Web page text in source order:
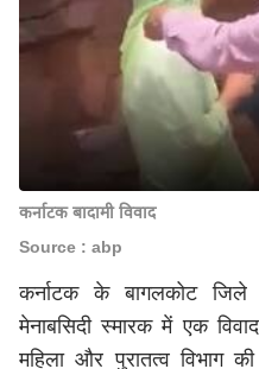
कर्नाटक बादामी विवाद
Source : abp
कर्नाटक के बागलकोट जिले
मेनाबसिदी स्मारक में एक
महिला और पुरातत्व विभाग